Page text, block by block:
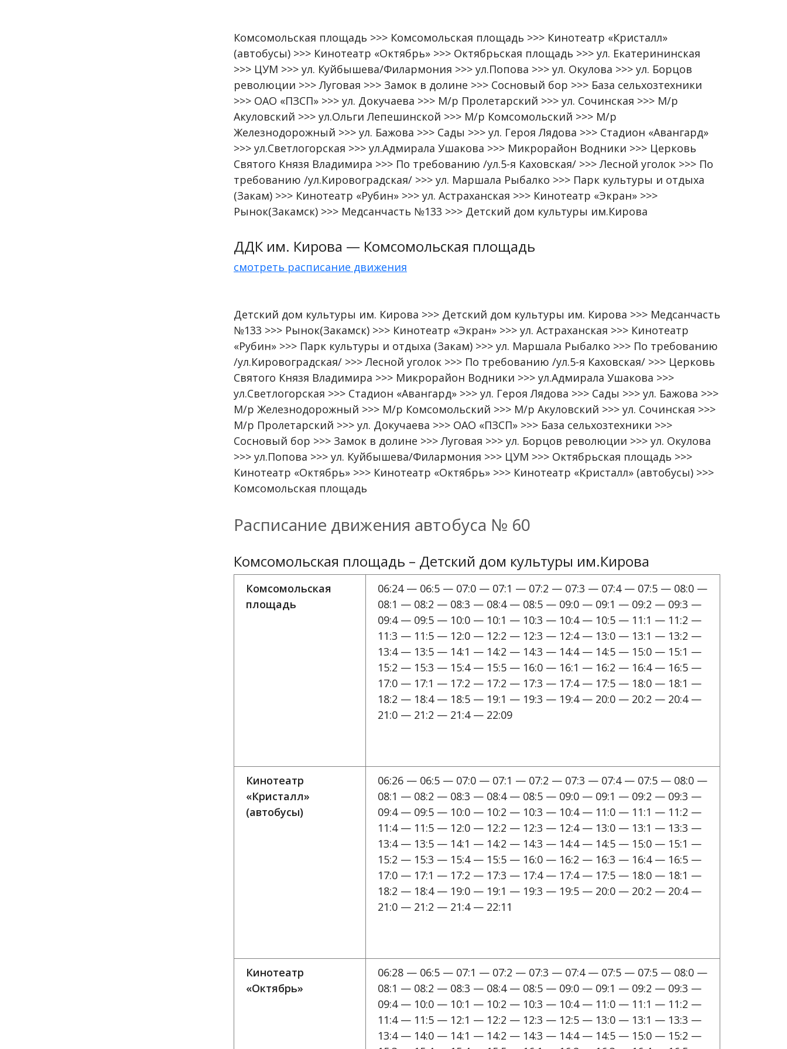
Комсомольская площадь >>> Комсомольская площадь >>> Кинотеатр «Кристалл»
(автобусы) >>> Кинотеатр «Октябрь» >>> Октябрьская площадь >>> ул. Екатерининская
>>> ЦУМ >>> ул. Куйбышева/Филармония >>> ул.Попова >>> ул. Окулова >>> ул. Борцов
революции >>> Луговая >>> Замок в долине >>> Сосновый бор >>> База сельхозтехники
>>> ОАО «ПЗСП» >>> ул. Докучаева >>> М/р Пролетарский >>> ул. Сочинская >>> М/р
Акуловский >>> ул.Ольги Лепешинской >>> М/р Комсомольский >>> М/р
Железнодорожный >>> ул. Бажова >>> Сады >>> ул. Героя Лядова >>> Стадион «Авангард»
>>> ул.Светлогорская >>> ул.Адмирала Ушакова >>> Микрорайон Водники >>> Церковь
Святого Князя Владимира >>> По требованию /ул.5-я Каховская/ >>> Лесной уголок >>> По
требованию /ул.Кировоградская/ >>> ул. Маршала Рыбалко >>> Парк культуры и отдыха
(Закам) >>> Кинотеатр «Рубин» >>> ул. Астраханская >>> Кинотеатр «Экран» >>>
Рынок(Закамск) >>> Медсанчасть №133 >>> Детский дом культуры им.Кирова
ДДК им. Кирова — Комсомольская площадь
смотреть расписание движения
Детский дом культуры им. Кирова >>> Детский дом культуры им. Кирова >>> Медсанчасть
№133 >>> Рынок(Закамск) >>> Кинотеатр «Экран» >>> ул. Астраханская >>> Кинотеатр
«Рубин» >>> Парк культуры и отдыха (Закам) >>> ул. Маршала Рыбалко >>> По требованию
/ул.Кировоградская/ >>> Лесной уголок >>> По требованию /ул.5-я Каховская/ >>> Церковь
Святого Князя Владимира >>> Микрорайон Водники >>> ул.Адмирала Ушакова >>>
ул.Светлогорская >>> Стадион «Авангард» >>> ул. Героя Лядова >>> Сады >>> ул. Бажова >>>
М/р Железнодорожный >>> М/р Комсомольский >>> М/р Акуловский >>> ул. Сочинская >>>
М/р Пролетарский >>> ул. Докучаева >>> ОАО «ПЗСП» >>> База сельхозтехники >>>
Сосновый бор >>> Замок в долине >>> Луговая >>> ул. Борцов революции >>> ул. Окулова
>>> ул.Попова >>> ул. Куйбышева/Филармония >>> ЦУМ >>> Октябрьская площадь >>>
Кинотеатр «Октябрь» >>> Кинотеатр «Октябрь» >>> Кинотеатр «Кристалл» (автобусы) >>>
Комсомольская площадь
Расписание движения автобуса № 60
Комсомольская площадь – Детский дом культуры им.Кирова
Комсомольская
площадь
06:24 — 06:5 — 07:0 — 07:1 — 07:2 — 07:3 — 07:4 — 07:5 — 08:0 —
08:1 — 08:2 — 08:3 — 08:4 — 08:5 — 09:0 — 09:1 — 09:2 — 09:3 —
09:4 — 09:5 — 10:0 — 10:1 — 10:3 — 10:4 — 10:5 — 11:1 — 11:2 —
11:3 — 11:5 — 12:0 — 12:2 — 12:3 — 12:4 — 13:0 — 13:1 — 13:2 —
13:4 — 13:5 — 14:1 — 14:2 — 14:3 — 14:4 — 14:5 — 15:0 — 15:1 —
15:2 — 15:3 — 15:4 — 15:5 — 16:0 — 16:1 — 16:2 — 16:4 — 16:5 —
17:0 — 17:1 — 17:2 — 17:2 — 17:3 — 17:4 — 17:5 — 18:0 — 18:1 —
18:2 — 18:4 — 18:5 — 19:1 — 19:3 — 19:4 — 20:0 — 20:2 — 20:4 —
21:0 — 21:2 — 21:4 — 22:09
Кинотеатр
«Кристалл»
(автобусы)
06:26 — 06:5 — 07:0 — 07:1 — 07:2 — 07:3 — 07:4 — 07:5 — 08:0 —
08:1 — 08:2 — 08:3 — 08:4 — 08:5 — 09:0 — 09:1 — 09:2 — 09:3 —
09:4 — 09:5 — 10:0 — 10:2 — 10:3 — 10:4 — 11:0 — 11:1 — 11:2 —
11:4 — 11:5 — 12:0 — 12:2 — 12:3 — 12:4 — 13:0 — 13:1 — 13:3 —
13:4 — 13:5 — 14:1 — 14:2 — 14:3 — 14:4 — 14:5 — 15:0 — 15:1 —
15:2 — 15:3 — 15:4 — 15:5 — 16:0 — 16:2 — 16:3 — 16:4 — 16:5 —
17:0 — 17:1 — 17:2 — 17:3 — 17:4 — 17:4 — 17:5 — 18:0 — 18:1 —
18:2 — 18:4 — 19:0 — 19:1 — 19:3 — 19:5 — 20:0 — 20:2 — 20:4 —
21:0 — 21:2 — 21:4 — 22:11
Кинотеатр
«Октябрь»
06:28 — 06:5 — 07:1 — 07:2 — 07:3 — 07:4 — 07:5 — 07:5 — 08:0 —
08:1 — 08:2 — 08:3 — 08:4 — 08:5 — 09:0 — 09:1 — 09:2 — 09:3 —
09:4 — 10:0 — 10:1 — 10:2 — 10:3 — 10:4 — 11:0 — 11:1 — 11:2 —
11:4 — 11:5 — 12:1 — 12:2 — 12:3 — 12:5 — 13:0 — 13:1 — 13:3 —
13:4 — 14:0 — 14:1 — 14:2 — 14:3 — 14:4 — 14:5 — 15:0 — 15:2 —